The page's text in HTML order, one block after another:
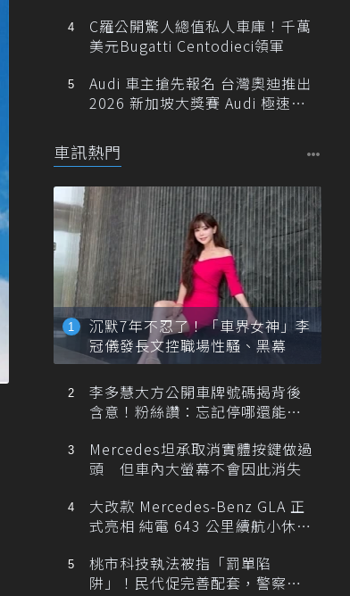
C羅公開驚人總值私人車庫！千萬
美元Bugatti Centodieci領軍
Audi 車主搶先報名 台灣奧迪推出
2026 新加坡大獎賽 Audi 極速之
車訊熱門
沉默7年不忍了！「車界女神」李
冠儀發長文控職場性騷、黑幕
李多慧大方公開車牌號碼揭背後
含意！粉絲讚：忘記停哪還能幫
Mercedes坦承取消實體按鍵做過
頭 但車內大螢幕不會因此消失
大改款 Mercedes-Benz GLA 正
式亮相 純電 643 公里續航小休
桃市科技執法被指「罰單陷
阱」！民代促完善配套，警察局